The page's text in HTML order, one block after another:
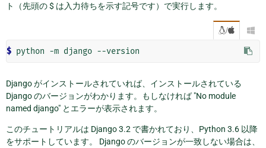
ト（先頭の $ は入力待ちを示す記号です）で実行します。
/ 
$
Django がインストールされていれば、インストールされている
Django のバージョンがわかります。もしなければ "No module
named django" とエラーが表示されます。
このチュートリアルは Django 3.2 で書かれており、Python 3.6 以降
をサポートしています。 Django のバージョンが一致しない場合は、